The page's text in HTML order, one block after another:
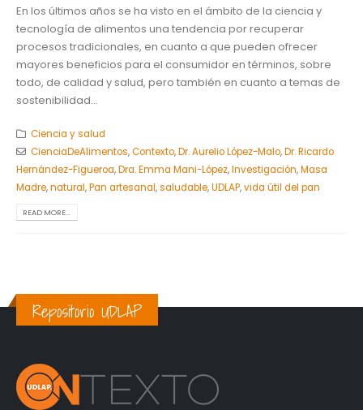
En los últimos años se ha visto en el ámbito de la ciencia y
tecnología de alimentos una tendencia por recuperar
procesos tradicionales, en cuanto a que pueden ofrecer
mayores beneficios para el consumidor en términos, sobre
todo, de calidad y salud, pero también en cuanto a temas de
sostenibilidad...
Ciencia y salud
CienciaDeAlimentos,Contexto,Dr. Aurelio López-Malo,Dr. Ricardo
Hernández-Figueroa,Dra. Emma Mani-López,Investigación,Masa
Madre,natural,Pan artesanal,saludable,UDLAP,vida útil del pan
READ MORE...
Repositorio UDLAP